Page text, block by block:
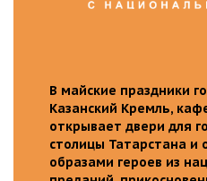
В майские праздники
Казанский Кремль,
открывает двери для
столицы Татарстана и
образами героев из